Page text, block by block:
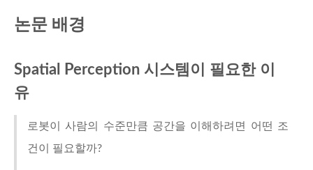
논문 배경
Spatial Perception 시스템이 필요한 이
유
로봇이 사람의 수준만큼 공간을 이해하려면 어떤 조
건이 필요할까?